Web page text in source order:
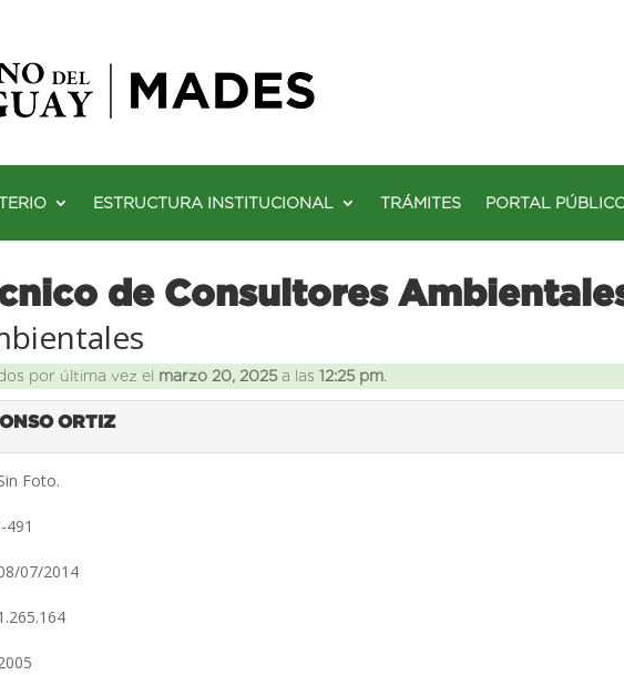
ESTRUCTURA INSTITUCIONAL TRÁMITES PORTAL
de Consultores
por última vez el marzo 20, 2025 a las12:25 pm
ORTIZ
Foto.
491
07/2014